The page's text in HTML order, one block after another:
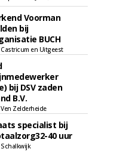
Voorman
bij
BUCH
Castricum en Uitgeest
bij DSV zaden
B.V.
Ven Zelderheide
specialist bij
40 uur
Schalkwijk